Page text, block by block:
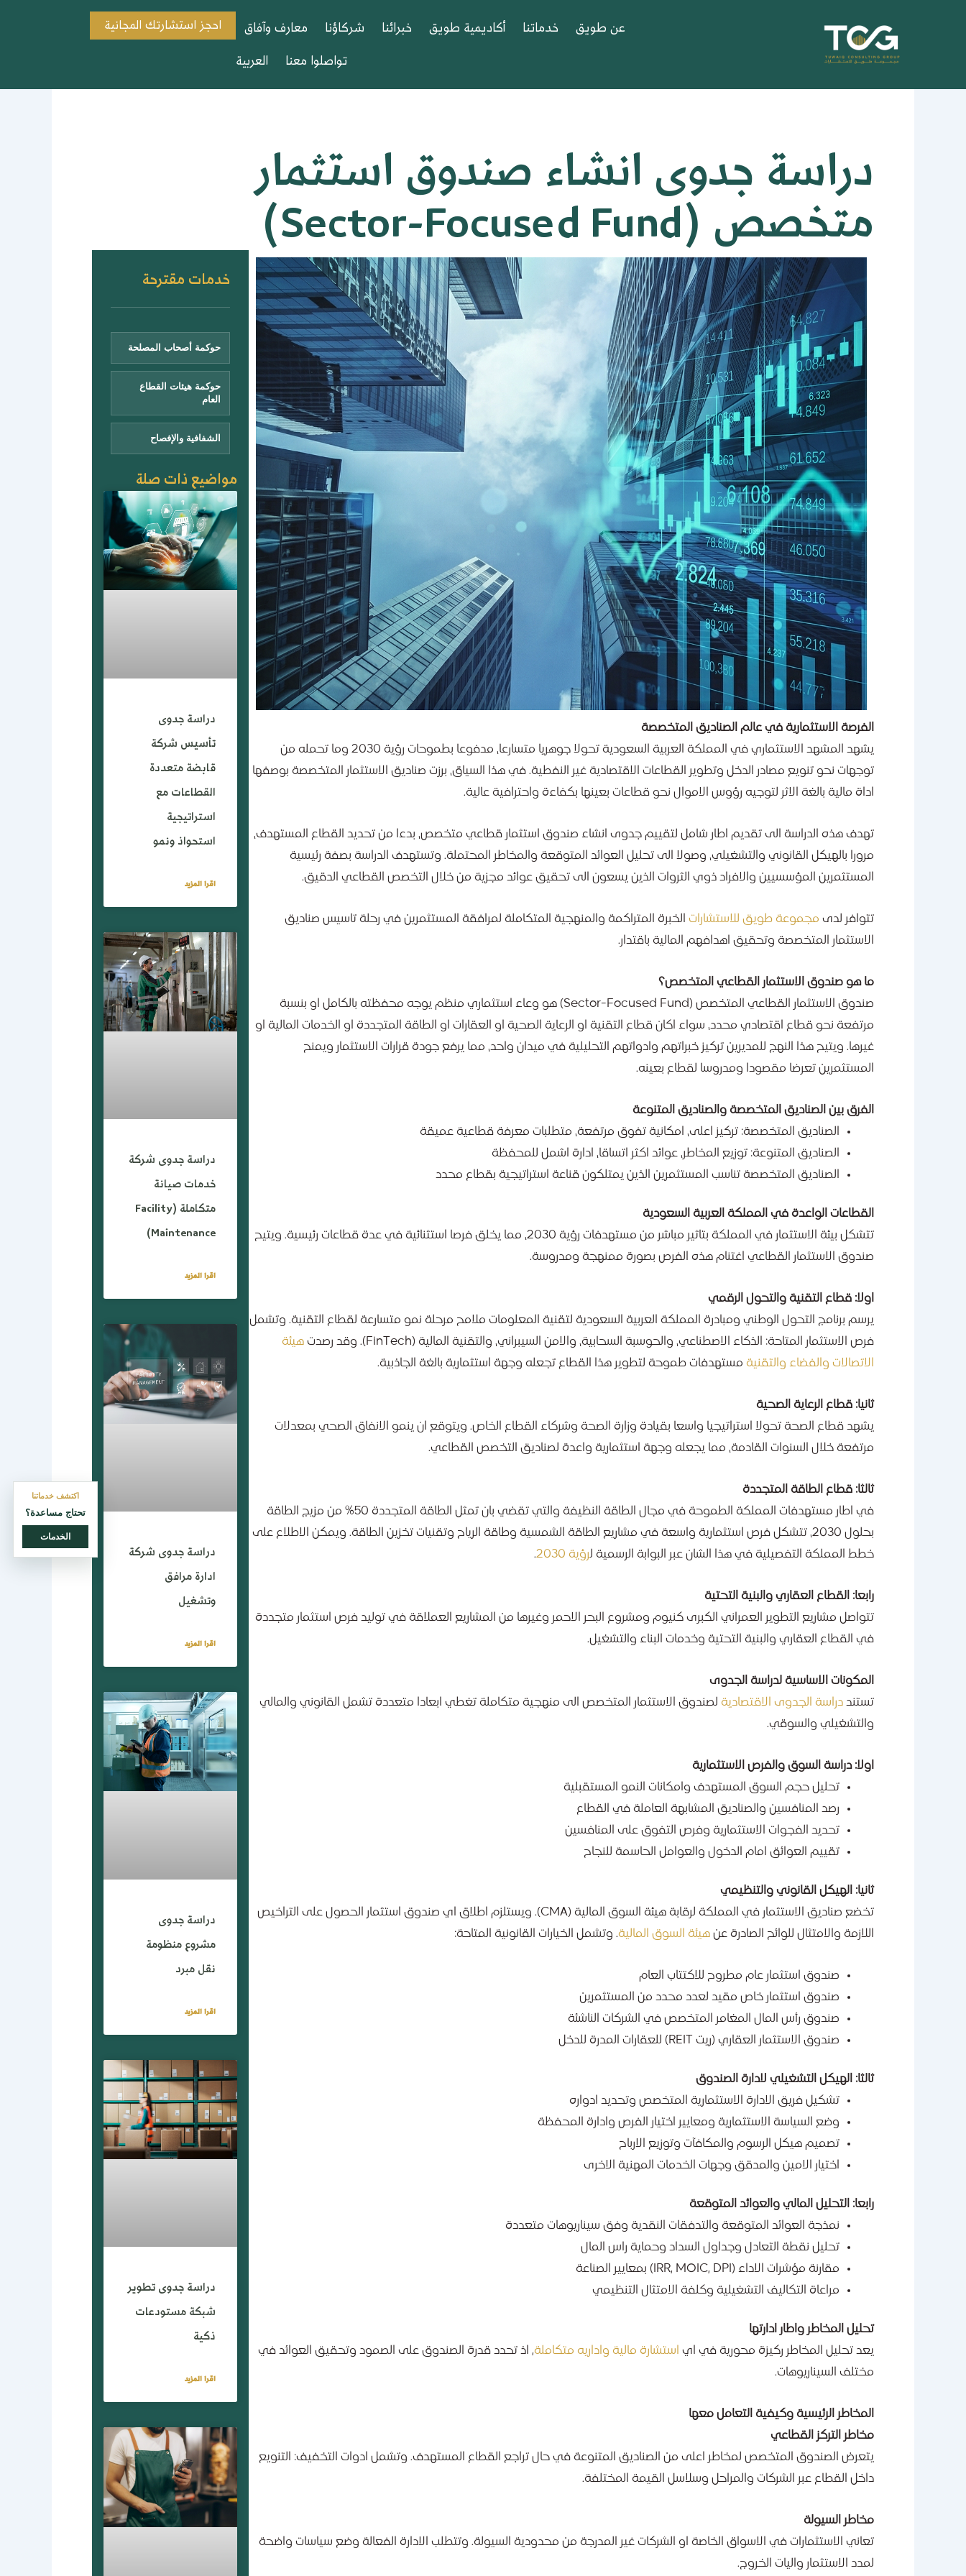
عن طويق خدماتنا أكاديمية طويق خبرائنا شركاؤنا
معارف وآفاق
تواصلوا معنا
العربية
احجز استشارتك المجانية
دراسة جدوى انشاء صندوق استثمار
متخصص (Sector-Focused Fund)
اكتشف خدماتنا
تحتاج مساعدة؟
الخدمات
الفرصة الاستثمارية في عالم الصناديق المتخصصة
يشهد المشهد الاستثماري في المملكة العربية السعودية تحولا جوهريا متسارعا، مدفوعا بطموحات رؤية 2030 وما تحمله من
توجهات نحو تنويع مصادر الدخل وتطوير القطاعات الاقتصادية غير النفطية. في هذا السياق، برزت صناديق الاستثمار المتخصصة بوصفها
اداة مالية بالغة الاثر لتوجيه رؤوس الاموال نحو قطاعات بعينها بكفاءة واحترافية عالية.
تهدف هذه الدراسة الى تقديم اطار شامل لتقييم جدوى انشاء صندوق استثمار قطاعي متخصص، بدءا من تحديد القطاع المستهدف،
مرورا بالهيكل القانوني والتشغيلي، وصولا الى تحليل العوائد المتوقعة والمخاطر المحتملة. وتستهدف الدراسة بصفة رئيسية
المستثمرين المؤسسيين والافراد ذوي الثروات الذين يسعون الى تحقيق عوائد مجزية من خلال التخصص القطاعي الدقيق.
تتوافر لدى مجموعة طويق للاستشارات الخبرة المتراكمة والمنهجية المتكاملة لمرافقة المستثمرين في رحلة تاسيس صناديق
الاستثمار المتخصصة وتحقيق اهدافهم المالية باقتدار.
ما هو صندوق الاستثمار القطاعي المتخصص؟
صندوق الاستثمار القطاعي المتخصص (Sector-Focused Fund) هو وعاء استثماري منظم يوجه محفظته بالكامل او بنسبة
مرتفعة نحو قطاع اقتصادي محدد، سواء اكان قطاع التقنية او الرعاية الصحية او العقارات او الطاقة المتجددة او الخدمات المالية او
غيرها. ويتيح هذا النهج للمديرين تركيز خبراتهم وادواتهم التحليلية في ميدان واحد، مما يرفع جودة قرارات الاستثمار ويمنح
المستثمرين تعرضا مقصودا ومدروسا لقطاع بعينه.
الفرق بين الصناديق المتخصصة والصناديق المتنوعة
الصناديق المتخصصة: تركيز اعلى، امكانية تفوق مرتفعة، متطلبات معرفة قطاعية عميقة
الصناديق المتنوعة: توزيع المخاطر، عوائد اكثر اتساقا، ادارة اشمل للمحفظة
الصناديق المتخصصة تناسب المستثمرين الذين يمتلكون قناعة استراتيجية بقطاع محدد
القطاعات الواعدة في المملكة العربية السعودية
تتشكل بيئة الاستثمار في المملكة بتاثير مباشر من مستهدفات رؤية 2030، مما يخلق فرصا استثنائية في عدة قطاعات رئيسية. ويتيح
صندوق الاستثمار القطاعي اغتنام هذه الفرص بصورة ممنهجة ومدروسة.
اولا: قطاع التقنية والتحول الرقمي
يرسم برنامج التحول الوطني ومبادرة المملكة العربية السعودية لتقنية المعلومات ملامح مرحلة نمو متسارعة لقطاع التقنية. وتشمل
فرص الاستثمار المتاحة: الذكاء الاصطناعي، والحوسبة السحابية، والامن السيبراني، والتقنية المالية (FinTech). وقد رصدت
هيئة
الاتصالات والفضاء والتقنية مستهدفات طموحة لتطوير هذا القطاع تجعله وجهة استثمارية بالغة الجاذبية.
ثانيا: قطاع الرعاية الصحية
يشهد قطاع الصحة تحولا استراتيجيا واسعا بقيادة وزارة الصحة وشركاء القطاع الخاص. ويتوقع ان ينمو الانفاق الصحي بمعدلات
مرتفعة خلال السنوات القادمة، مما يجعله وجهة استثمارية واعدة لصناديق التخصص القطاعي.
ثالثا: قطاع الطاقة المتجددة
في اطار مستهدفات المملكة الطموحة في مجال الطاقة النظيفة والتي تقضي بان تمثل الطاقة المتجددة 50% من مزيج الطاقة
بحلول 2030، تتشكل فرص استثمارية واسعة في مشاريع الطاقة الشمسية وطاقة الرياح وتقنيات تخزين الطاقة. ويمكن الاطلاع على
خطط المملكة التفصيلية في هذا الشان عبر البوابة الرسمية لرؤية 2030 .
رابعا: القطاع العقاري والبنية التحتية
تتواصل مشاريع التطوير العمراني الكبرى كنيوم ومشروع البحر الاحمر وغيرها من المشاريع العملاقة في توليد فرص استثمار متجددة
في القطاع العقاري والبنية التحتية وخدمات البناء والتشغيل.
المكونات الاساسية لدراسة الجدوى
تستند دراسة الجدوى الاقتصادية لصندوق الاستثمار المتخصص الى منهجية متكاملة تغطي ابعادا متعددة تشمل القانوني والمالي
والتشغيلي والسوقي.
اولا: دراسة السوق والفرص الاستثمارية
تحليل حجم السوق المستهدف وامكانات النمو المستقبلية
رصد المنافسين والصناديق المشابهة العاملة في القطاع
تحديد الفجوات الاستثمارية وفرص التفوق على المنافسين
تقييم العوائق امام الدخول والعوامل الحاسمة للنجاح
ثانيا: الهيكل القانوني والتنظيمي
تخضع صناديق الاستثمار في المملكة لرقابة هيئة السوق المالية (CMA). ويستلزم اطلاق اي صندوق استثمار الحصول على التراخيص
اللازمة والامتثال للوائح الصادرة عن هيئة السوق المالية. وتشمل الخيارات القانونية المتاحة:
صندوق استثمار عام مطروح للاكتتاب العام
صندوق استثمار خاص مقيد لعدد محدد من المستثمرين
صندوق رأس المال المغامر المتخصص في الشركات الناشئة
صندوق الاستثمار العقاري (ريت REIT) للعقارات المدرة للدخل
ثالثا: الهيكل التشغيلي لادارة الصندوق
تشكيل فريق الادارة الاستثمارية المتخصص وتحديد ادواره
وضع السياسة الاستثمارية ومعايير اختيار الفرص وادارة المحفظة
تصميم هيكل الرسوم والمكافآت وتوزيع الارباح
اختيار الامين والمدقق وجهات الخدمات المهنية الاخرى
رابعا: التحليل المالي والعوائد المتوقعة
نمذجة العوائد المتوقعة والتدفقات النقدية وفق سيناريوهات متعددة
تحليل نقطة التعادل وجداول السداد وحماية راس المال
مقارنة مؤشرات الاداء (IRR, MOIC, DPI) بمعايير الصناعة
مراعاة التكاليف التشغيلية وكلفة الامتثال التنظيمي
تحليل المخاطر واطار ادارتها
يعد تحليل المخاطر ركيزة محورية في اي استشارة مالية واداريه متكاملة, اذ تحدد قدرة الصندوق على الصمود وتحقيق العوائد في
مختلف السيناريوهات.
المخاطر الرئيسية وكيفية التعامل معها
مخاطر التركز القطاعي
يتعرض الصندوق المتخصص لمخاطر اعلى من الصناديق المتنوعة في حال تراجع القطاع المستهدف. وتشمل ادوات التخفيف: التنويع
داخل القطاع عبر الشركات والمراحل وسلاسل القيمة المختلفة.
مخاطر السيولة
تعاني الاستثمارات في الاسواق الخاصة او الشركات غير المدرجة من محدودية السيولة. وتتطلب الادارة الفعالة وضع سياسات واضحة
لمدد الاستثمار واليات الخروج.
خدمات مقترحة
حوكمة أصحاب المصلحة
حوكمة هيئات القطاع
العام
الشفافية والإفصاح
مواضيع ذات صلة
دراسة جدوى
تأسيس شركة
قابضة متعددة
القطاعات مع
استراتيجية
استحواذ ونمو
اقرا المزيد
دراسة جدوى شركة
خدمات صيانة
متكاملة (Facility
Maintenance)
اقرا المزيد
دراسة جدوى شركة
ادارة مرافق
وتشغيل
اقرا المزيد
دراسة جدوى
مشروع منظومة
نقل مبرد
اقرا المزيد
دراسة جدوى تطوير
شبكة مستودعات
ذكية
اقرا المزيد